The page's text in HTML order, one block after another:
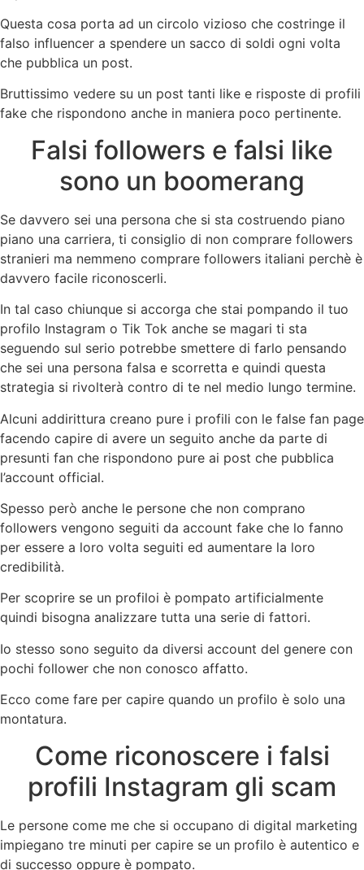
Questa cosa porta ad un circolo vizioso che costringe il
falso influencer a spendere un sacco di soldi ogni volta
che pubblica un post.
Bruttissimo vedere su un post tanti like e risposte di profili
fake che rispondono anche in maniera poco pertinente.
Falsi followers e falsi like
sono un boomerang
Se davvero sei una persona che si sta costruendo piano
piano una carriera, ti consiglio di non comprare followers
stranieri ma nemmeno comprare followers italiani perchè è
davvero facile riconoscerli.
In tal caso chiunque si accorga che stai pompando il tuo
profilo Instagram o Tik Tok anche se magari ti sta
seguendo sul serio potrebbe smettere di farlo pensando
che sei una persona falsa e scorretta e quindi questa
strategia si rivolterà contro di te nel medio lungo termine.
Alcuni addirittura creano pure i profili con le false fan page
facendo capire di avere un seguito anche da parte di
presunti fan che rispondono pure ai post che pubblica
l’account official.
Spesso però anche le persone che non comprano
followers vengono seguiti da account fake che lo fanno
per essere a loro volta seguiti ed aumentare la loro
credibilità.
Per scoprire se un profiloi è pompato artificialmente
quindi bisogna analizzare tutta una serie di fattori.
Io stesso sono seguito da diversi account del genere con
pochi follower che non conosco affatto.
Ecco come fare per capire quando un profilo è solo una
montatura.
Come riconoscere i falsi
profili Instagram gli scam
Le persone come me che si occupano di digital marketing
impiegano tre minuti per capire se un profilo è autentico e
di successo oppure è pompato.